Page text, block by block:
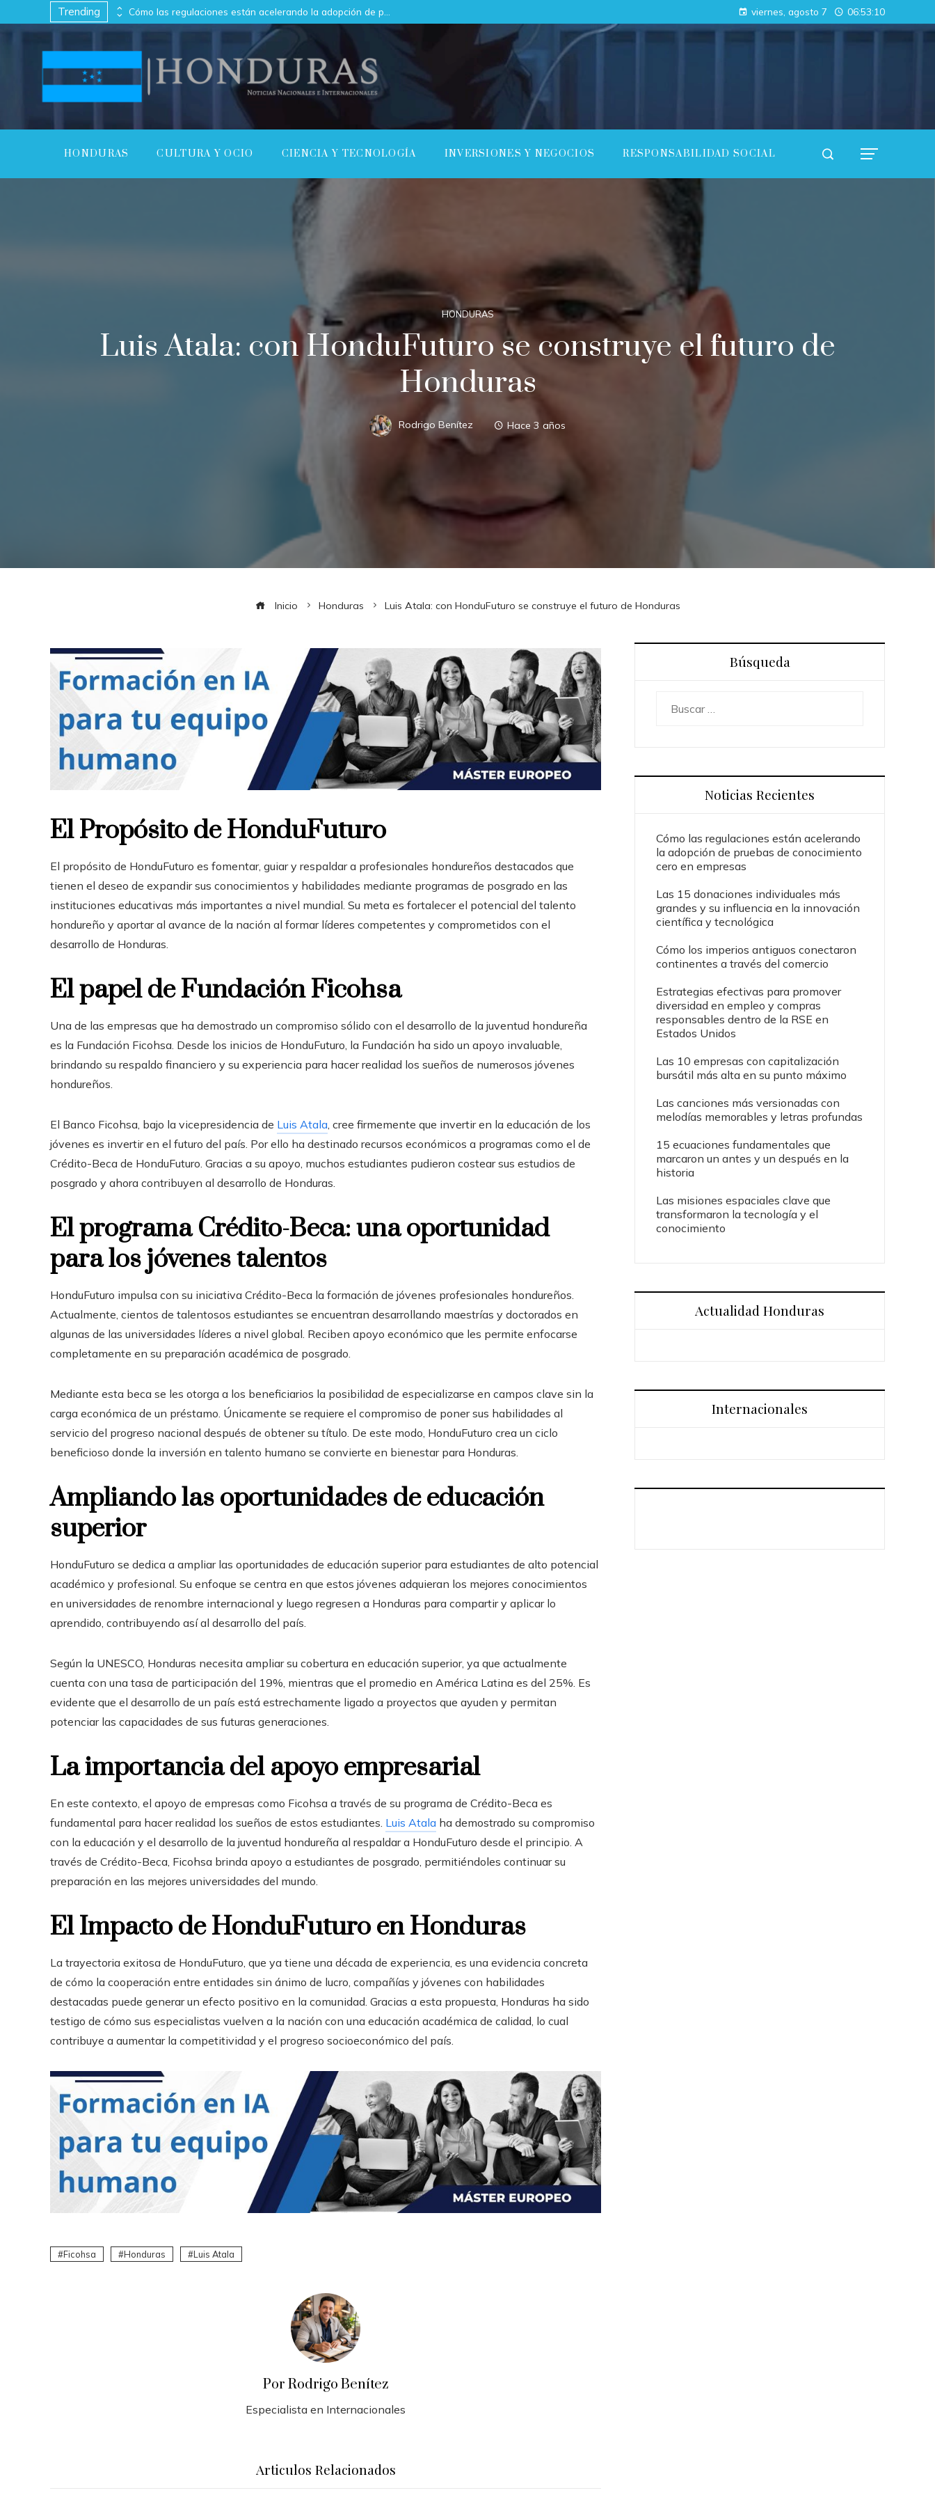
Trending Las 10 empresas con capitalización bursátil más alta en su punto máximo viernes, agosto 7 06:53:11
HONDURAS CULTURA Y OCIO CIENCIA Y TECNOLOGÍA INVERSIONES Y NEGOCIOS RESPONSABILIDAD SOCIAL
HONDURAS
Luis Atala: con HonduFuturo se construye el futuro de
Honduras
Rodrigo Benítez Hace 3 años
Inicio Honduras Luis Atala: con HonduFuturo se construye el futuro de Honduras
El Propósito de HonduFuturo
El propósito de HonduFuturo es fomentar, guiar y respaldar a profesionales hondureños destacados que
tienen el deseo de expandir sus conocimientos y habilidades mediante programas de posgrado en las
instituciones educativas más importantes a nivel mundial. Su meta es fortalecer el potencial del talento
hondureño y aportar al avance de la nación al formar líderes competentes y comprometidos con el
desarrollo de Honduras.
El papel de Fundación Ficohsa
Una de las empresas que ha demostrado un compromiso sólido con el desarrollo de la juventud hondureña
es la Fundación Ficohsa. Desde los inicios de HonduFuturo, la Fundación ha sido un apoyo invaluable,
brindando su respaldo financiero y su experiencia para hacer realidad los sueños de numerosos jóvenes
hondureños.
El Banco Ficohsa, bajo la vicepresidencia de Luis Atala, cree firmemente que invertir en la educación de los
jóvenes es invertir en el futuro del país. Por ello ha destinado recursos económicos a programas como el de
Crédito-Beca de HonduFuturo. Gracias a su apoyo, muchos estudiantes pudieron costear sus estudios de
posgrado y ahora contribuyen al desarrollo de Honduras.
El programa Crédito-Beca: una oportunidad
para los jóvenes talentos
HonduFuturo impulsa con su iniciativa Crédito-Beca la formación de jóvenes profesionales hondureños.
Actualmente, cientos de talentosos estudiantes se encuentran desarrollando maestrías y doctorados en
algunas de las universidades líderes a nivel global. Reciben apoyo económico que les permite enfocarse
completamente en su preparación académica de posgrado.
Mediante esta beca se les otorga a los beneficiarios la posibilidad de especializarse en campos clave sin la
carga económica de un préstamo. Únicamente se requiere el compromiso de poner sus habilidades al
servicio del progreso nacional después de obtener su título. De este modo, HonduFuturo crea un ciclo
beneficioso donde la inversión en talento humano se convierte en bienestar para Honduras.
Ampliando las oportunidades de educación
superior
HonduFuturo se dedica a ampliar las oportunidades de educación superior para estudiantes de alto potencial
académico y profesional. Su enfoque se centra en que estos jóvenes adquieran los mejores conocimientos
en universidades de renombre internacional y luego regresen a Honduras para compartir y aplicar lo
aprendido, contribuyendo así al desarrollo del país.
Según la UNESCO, Honduras necesita ampliar su cobertura en educación superior, ya que actualmente
cuenta con una tasa de participación del 19%, mientras que el promedio en América Latina es del 25%. Es
evidente que el desarrollo de un país está estrechamente ligado a proyectos que ayuden y permitan
potenciar las capacidades de sus futuras generaciones.
La importancia del apoyo empresarial
En este contexto, el apoyo de empresas como Ficohsa a través de su programa de Crédito-Beca es
fundamental para hacer realidad los sueños de estos estudiantes. Luis Atala ha demostrado su compromiso
con la educación y el desarrollo de la juventud hondureña al respaldar a HonduFuturo desde el principio. A
través de Crédito-Beca, Ficohsa brinda apoyo a estudiantes de posgrado, permitiéndoles continuar su
preparación en las mejores universidades del mundo.
El Impacto de HonduFuturo en Honduras
La trayectoria exitosa de HonduFuturo, que ya tiene una década de experiencia, es una evidencia concreta
de cómo la cooperación entre entidades sin ánimo de lucro, compañías y jóvenes con habilidades
destacadas puede generar un efecto positivo en la comunidad. Gracias a esta propuesta, Honduras ha sido
testigo de cómo sus especialistas vuelven a la nación con una educación académica de calidad, lo cual
contribuye a aumentar la competitividad y el progreso socioeconómico del país.
Ficohsa Honduras Luis Atala
Por Rodrigo Benítez
Especialista en Internacionales
Articulos Relacionados
Búsqueda
Noticias Recientes
Cómo las regulaciones están acelerando
la adopción de pruebas de conocimiento
cero en empresas
Las 15 donaciones individuales más
grandes y su influencia en la innovación
científica y tecnológica
Cómo los imperios antiguos conectaron
continentes a través del comercio
Estrategias efectivas para promover
diversidad en empleo y compras
responsables dentro de la RSE en
Estados Unidos
Las 10 empresas con capitalización
bursátil más alta en su punto máximo
Las canciones más versionadas con
melodías memorables y letras profundas
15 ecuaciones fundamentales que
marcaron un antes y un después en la
historia
Las misiones espaciales clave que
transformaron la tecnología y el
conocimiento
Actualidad Honduras
Internacionales